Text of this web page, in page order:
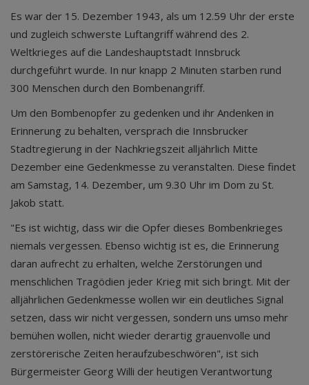
Es war der 15. Dezember 1943, als um 12.59 Uhr der erste
und zugleich schwerste Luftangriff während des 2.
Weltkrieges auf die Landeshauptstadt Innsbruck
durchgeführt wurde. In nur knapp 2 Minuten starben rund
300 Menschen durch den Bombenangriff.
Um den Bombenopfer zu gedenken und ihr Andenken in
Erinnerung zu behalten, versprach die Innsbrucker
Stadtregierung in der Nachkriegszeit alljährlich Mitte
Dezember eine Gedenkmesse zu veranstalten. Diese findet
am Samstag, 14. Dezember, um 9.30 Uhr im Dom zu St.
Jakob statt.
"Es ist wichtig, dass wir die Opfer dieses Bombenkrieges
niemals vergessen. Ebenso wichtig ist es, die Erinnerung
daran aufrecht zu erhalten, welche Zerstörungen und
menschlichen Tragödien jeder Krieg mit sich bringt. Mit der
alljährlichen Gedenkmesse wollen wir ein deutliches Signal
setzen, dass wir nicht vergessen, sondern uns umso mehr
bemühen wollen, nicht wieder derartig grauenvolle und
zerstörerische Zeiten heraufzubeschwören", ist sich
Bürgermeister Georg Willi der heutigen Verantwortung